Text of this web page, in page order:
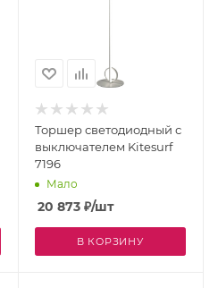
Торшер светодиодный с
выключателем Kitesurf
7196
Мало
20 873₽/шт
В КОРЗИНУ